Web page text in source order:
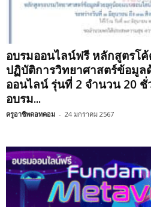
อบรมออนไลน์ฟรี หลักสูตรโค้
ปฏิบัติการวิทยาศาสตร์ข้อมูล
ออนไลน์ รุ่นที่ 2 จำนวน 20 ชั่
อบรม...
ครูอาชีพดอทคอม - 24 มกราคม 2567